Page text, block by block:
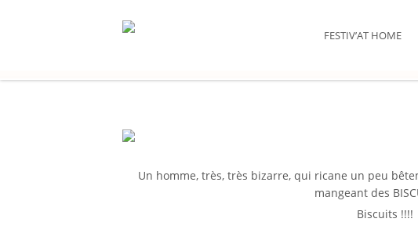
FESTIV’AT HOME
Un homme, très, très bizarre, qui ricane un peu
mangeant des
Biscuits !!!!